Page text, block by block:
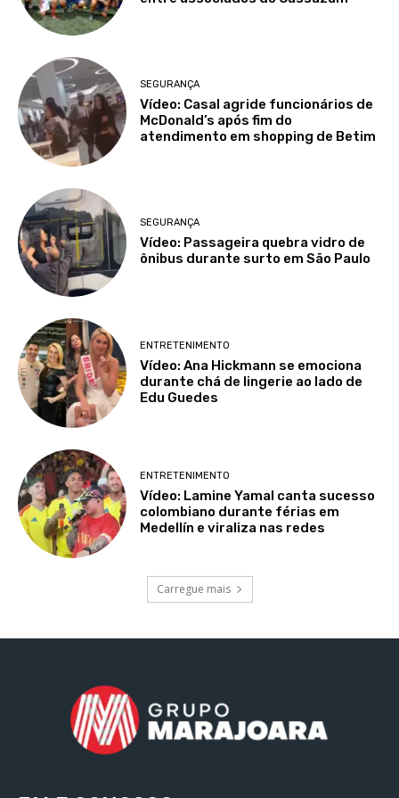
SEGURANÇA
Vídeo: Casal agride funcionários de
McDonald’s após fim do
atendimento em shopping de Betim
SEGURANÇA
Vídeo: Passageira quebra vidro de
ônibus durante surto em São Paulo
ENTRETENIMENTO
Vídeo: Ana Hickmann se emociona
durante chá de lingerie ao lado de
Edu Guedes
ENTRETENIMENTO
Vídeo: Lamine Yamal canta sucesso
colombiano durante férias em
Medellín e viraliza nas redes
Carregue mais